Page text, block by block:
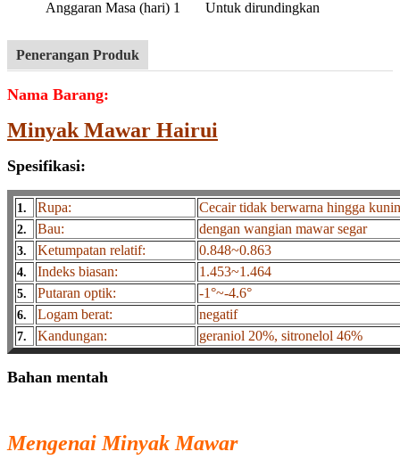
Anggaran Masa (hari) 1 Untuk dirundingkan
Penerangan Produk
Nama Barang:
Minyak Mawar Hairui
Spesifikasi:
1. Rupa: Cecair tidak berwarna hingga
2. Bau: dengan wangian mawar segar
3. Ketumpatan relatif: 0.848~0.863
4. Indeks biasan: 1.453~1.464
5. Putaran optik: -1°~-4.6°
6. Logam berat: negatif
7. Kandungan: geraniol 20%, sitronelol 46%
Bahan mentah
Mengenai Minyak Mawar